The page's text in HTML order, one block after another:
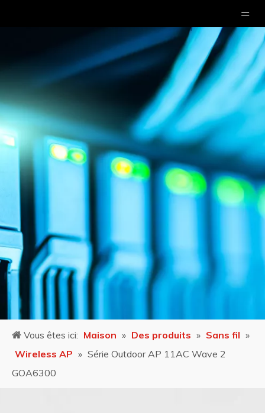
Vous êtes ici: Maison » Des produits » Sans fil »
Wireless AP » Série Outdoor AP 11AC Wave 2
GOA6300